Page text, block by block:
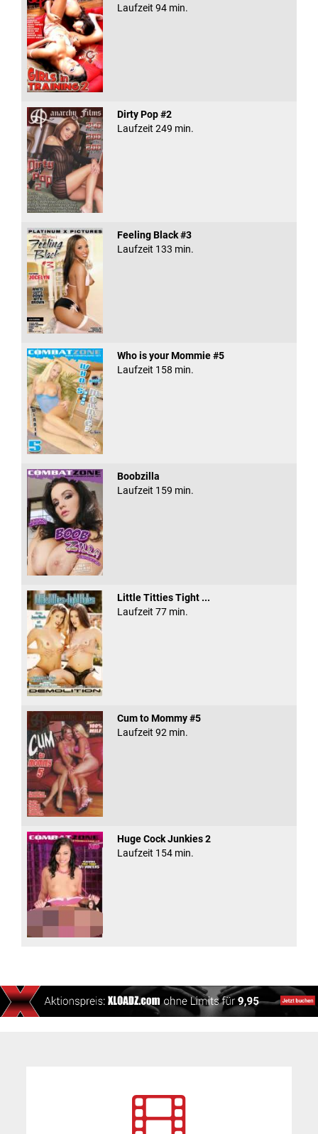
Laufzeit 94 min.
Dirty Pop #2
Laufzeit 249 min.
Feeling Black #3
Laufzeit 133 min.
Who is your Mommie #5
Laufzeit 158 min.
Boobzilla
Laufzeit 159 min.
Little Titties Tight ...
Laufzeit 77 min.
Cum to Mommy #5
Laufzeit 92 min.
Huge Cock Junkies 2
Laufzeit 154 min.